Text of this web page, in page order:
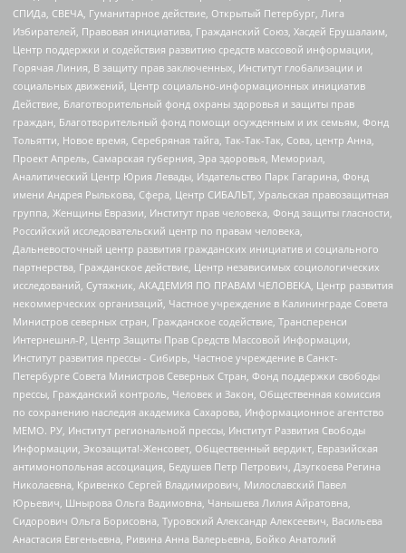
СПИДа, СВЕЧА, Гуманитарное действие, Открытый Петербург, Лига
Избирателей, Правовая инициатива, Гражданский Союз, Хасдей Ерушалаим,
Центр поддержки и содействия развитию средств массовой информации,
Горячая Линия, В защиту прав заключенных, Институт глобализации и
социальных движений, Центр социально-информационных инициатив
Действие, Благотворительный фонд охраны здоровья и защиты прав
граждан, Благотворительный фонд помощи осужденным и их семьям, Фонд
Тольятти, Новое время, Серебряная тайга, Так-Так-Так, Сова, центр Анна,
Проект Апрель, Самарская губерния, Эра здоровья, Мемориал,
Аналитический Центр Юрия Левады, Издательство Парк Гагарина, Фонд
имени Андрея Рылькова, Сфера, Центр СИБАЛЬТ, Уральская правозащитная
группа, Женщины Евразии, Институт прав человека, Фонд защиты гласности,
Российский исследовательский центр по правам человека,
Дальневосточный центр развития гражданских инициатив и социального
партнерства, Гражданское действие, Центр независимых социологических
исследований, Сутяжник, АКАДЕМИЯ ПО ПРАВАМ ЧЕЛОВЕКА, Центр развития
некоммерческих организаций, Частное учреждение в Калининграде Совета
Министров северных стран, Гражданское содействие, Трансперенси
Интернешнл-Р, Центр Защиты Прав Средств Массовой Информации,
Институт развития прессы - Сибирь, Частное учреждение в Санкт-
Петербурге Совета Министров Северных Стран, Фонд поддержки свободы
прессы, Гражданский контроль, Человек и Закон, Общественная комиссия
по сохранению наследия академика Сахарова, Информационное агентство
МЕМО. РУ, Институт региональной прессы, Институт Развития Свободы
Информации, Экозащита!-Женсовет, Общественный вердикт, Евразийская
антимонопольная ассоциация, Бедушев Петр Петрович, Дзугкоева Регина
Николаевна, Кривенко Сергей Владимирович, Милославский Павел
Юрьевич, Шнырова Ольга Вадимовна, Чанышева Лилия Айратовна,
Сидорович Ольга Борисовна, Туровский Александр Алексеевич, Васильева
Анастасия Евгеньевна, Ривина Анна Валерьевна, Бойко Анатолий